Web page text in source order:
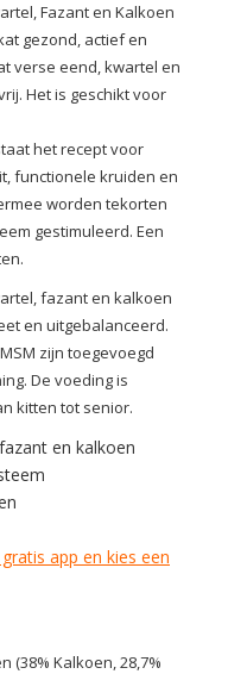
Fazant en Kalkoen
gezond, actief en
verse eend, kwartel en
Het is geschikt voor
het recept voor
functionele kruiden en
worden tekorten
gestimuleerd. Een
fazant en kalkoen
en uitgebalanceerd.
zijn toegevoegd
De voeding is
kitten tot senior.
en kalkoen
app en kies een
(38% Kalkoen, 28,7%